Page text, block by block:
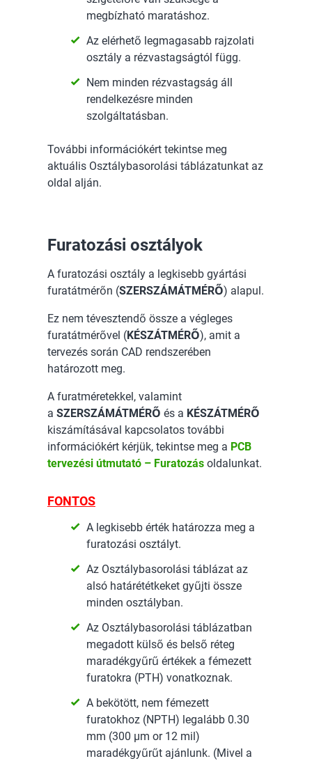
megbízható maratáshoz.
Az elérhető legmagasabb rajzolati
osztály a rézvastagságtól függ.
Nem minden rézvastagság áll
rendelkezésre minden
szolgáltatásban.
További információkért tekintse meg
aktuális Osztálybasorolási táblázatunkat az
oldal alján.
Furatozási osztályok
A furatozási osztály a legkisebb gyártási
furatátmérőn (SZERSZÁMÁTMÉRŐ) alapul.
Ez nem tévesztendő össze a végleges
furatátmérővel (KÉSZÁTMÉRŐ), amit a
tervezés során CAD rendszerében
határozott meg.
A furatméretekkel, valamint
a SZERSZÁMÁTMÉRŐ és a KÉSZÁTMÉRŐ
kiszámításával kapcsolatos további
információkért kérjük, tekintse meg a PCB
tervezési útmutató – Furatozás oldalunkat.
FONTOS
A legkisebb érték határozza meg a
furatozási osztályt.
Az Osztálybasorolási táblázat az
alsó határététkeket gyűjti össze
minden osztályban.
Az Osztálybasorolási táblázatban
megadott külső és belső réteg
maradékgyűrű értékek a fémezett
furatokra (PTH) vonatkoznak.
A bekötött, nem fémezett
furatokhoz (NPTH) legalább 0.30
mm (300 µm or 12 mil)
maradékgyűrűt ajánlunk. (Mivel a